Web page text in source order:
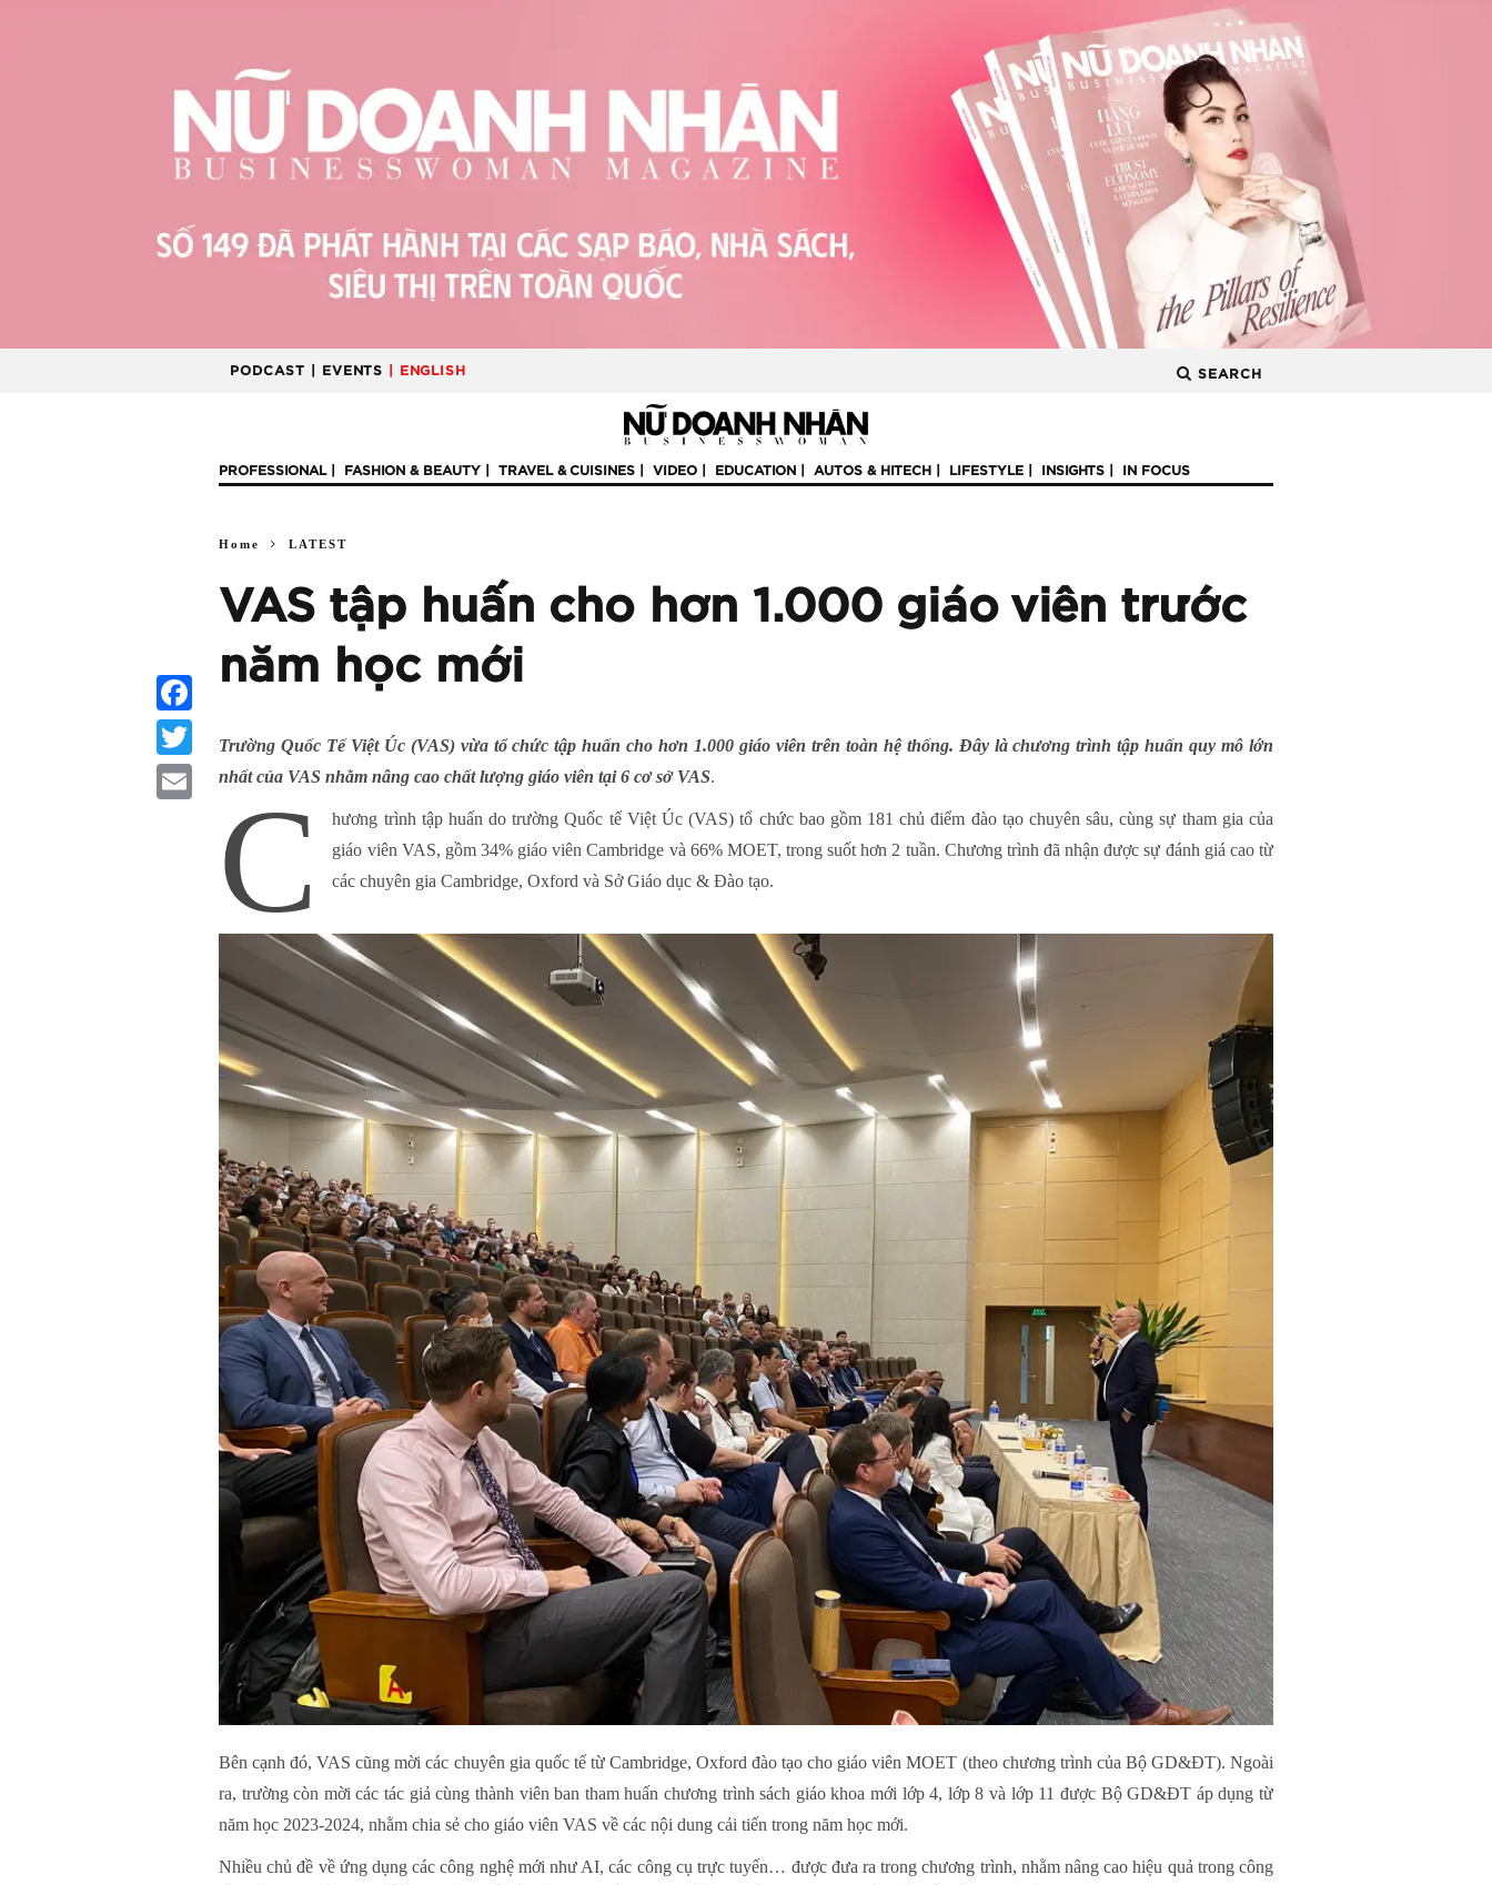
PODCAST | EVENTS | ENGLISH SEARCH
PROFESSIONAL FASHION & BEAUTY TRAVEL & CUISINES VIDEO EDUCATION AUTOS & HITECH LIFESTYLE INSIGHTS IN FOCUS
Home LATEST
VAS tập huấn cho hơn 1.000 giáo viên trước
năm học mới
Trường Quốc Tế Việt Úc (VAS) vừa tổ chức tập huấn cho hơn 1.000 giáo viên trên toàn hệ thống. Đây là chương trình tập huấn quy mô lớn
nhất của VAS nhằm nâng cao chất lượng giáo viên tại 6 cơ sở VAS.
C
hương trình tập huấn do trường Quốc tế Việt Úc (VAS) tổ chức bao gồm 181 chủ điểm đào tạo chuyên sâu, cùng sự tham gia của
giáo viên VAS, gồm 34% giáo viên Cambridge và 66% MOET, trong suốt hơn 2 tuần. Chương trình đã nhận được sự đánh giá cao từ
các chuyên gia Cambridge, Oxford và Sở Giáo dục & Đào tạo.
Bên cạnh đó, VAS cũng mời các chuyên gia quốc tế từ Cambridge, Oxford đào tạo cho giáo viên MOET (theo chương trình của Bộ GD&ĐT). Ngoài
ra, trường còn mời các tác giả cùng thành viên ban tham huấn chương trình sách giáo khoa mới lớp 4, lớp 8 và lớp 11 được Bộ GD&ĐT áp dụng từ
năm học 2023-2024, nhằm chia sẻ cho giáo viên VAS về các nội dung cải tiến trong năm học mới.
Nhiều chủ đề về ứng dụng các công nghệ mới như AI, các công cụ trực tuyến… được đưa ra trong chương trình, nhằm nâng cao hiệu quả trong công
Facebook
Twitter